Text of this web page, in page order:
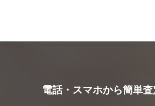
電話・スマホから簡単